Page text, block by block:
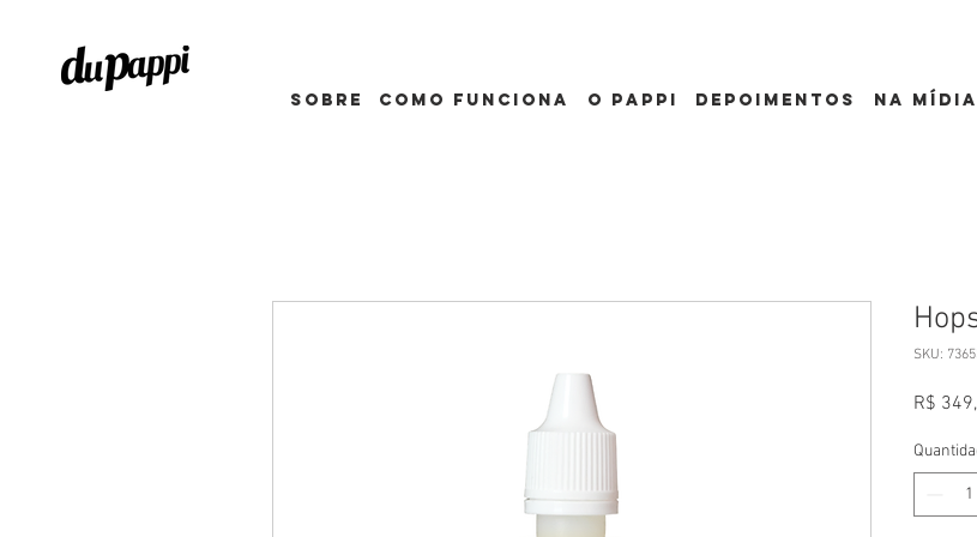
Sobre como funciona o pappi depoimentos Na mídia
SKU:
R$